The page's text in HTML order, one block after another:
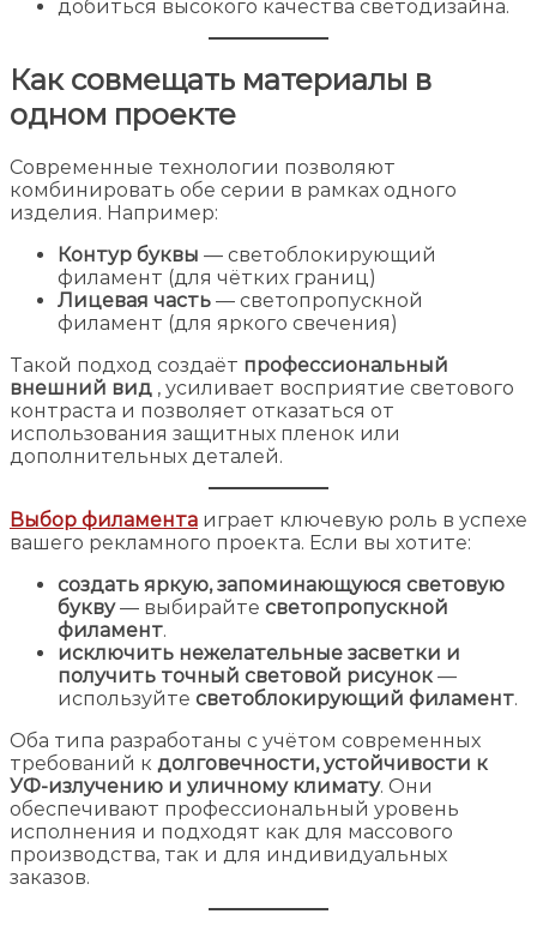
добиться высокого качества светодизайна.
Как совмещать материалы в
одном проекте
Современные технологии позволяют
комбинировать обе серии в рамках одного
изделия. Например:
Контур буквы — светоблокирующий
филамент (для чётких границ)
Лицевая часть — светопропускной
филамент (для яркого свечения)
Такой подход создаёт профессиональный
внешний вид , усиливает восприятие светового
контраста и позволяет отказаться от
использования защитных пленок или
дополнительных деталей.
Выбор филамента играет ключевую роль в успехе
вашего рекламного проекта. Если вы хотите:
создать яркую, запоминающуюся световую
букву— выбирайте светопропускной
филамент.
исключить нежелательные засветки и
получить точный световой рисунок —
используйте светоблокирующий филамент.
Оба типа разработаны с учётом современных
требований к долговечности, устойчивости к
УФ-излучению и уличному климату. Они
обеспечивают профессиональный уровень
исполнения и подходят как для массового
производства, так и для индивидуальных
заказов.